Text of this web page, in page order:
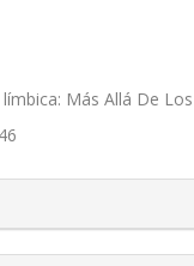
Más Allá De